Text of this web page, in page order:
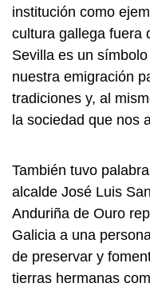
institución como
cultura gallega fuera
Sevilla es un
nuestra emigración
tradiciones y, al
la sociedad que nos
También tuvo
alcalde José Luis
Anduriña de Ouro
Galicia a una
de preservar y
tierras hermanas